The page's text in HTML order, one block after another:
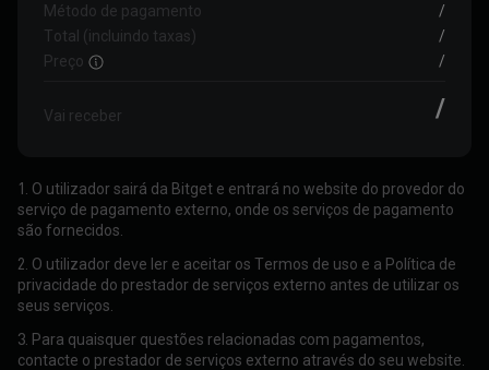
Método de pagamento
/
Total (incluindo taxas)
/
Preço
/
Vai receber /
1. O utilizador sairá da Bitget e entrará no website do provedor do
serviço de pagamento externo, onde os serviços de pagamento
são fornecidos.
2. O utilizador deve ler e aceitar os Termos de uso e a Política de
privacidade do prestador de serviços externo antes de utilizar os
seus serviços.
3. Para quaisquer questões relacionadas com pagamentos,
contacte o prestador de serviços externo através do seu website.